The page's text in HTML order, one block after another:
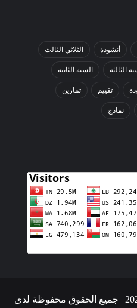
أنشودة الثلاثي الثالث
الثالثة السنة الثانية
تقييم تمارين
نماذج
Copyright © موقع مدرستي 2026 | جميع الحقوق محفوظة لدى